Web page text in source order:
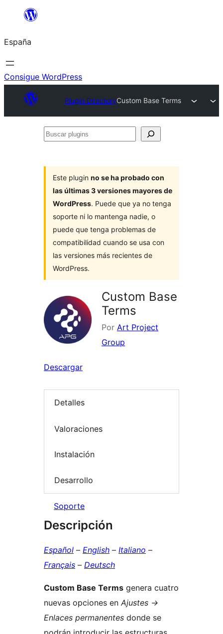
Saltar
contenido
España
Consigue WordPress
Plugin DirectoryCustom Base Terms
Buscar
Este plugin no se ha probado con
las últimas 3 versiones mayores de
WordPress. Puede que ya no tenga
soporte ni lo mantenga nadie, o
puede que tenga problemas de
compatibilidad cuando se usa con
las versiones más recientes de
WordPress.
Custom Base
Terms
Por Art Project
Group
Descargar
Detalles
Valoraciones
Instalación
Desarrollo
Soporte
Descripción
Español – English – Italiano –
Français – Deutsch
Custom Base Terms genera cuatro
nuevas opciones en Ajustes ->
Enlaces permanentes donde se